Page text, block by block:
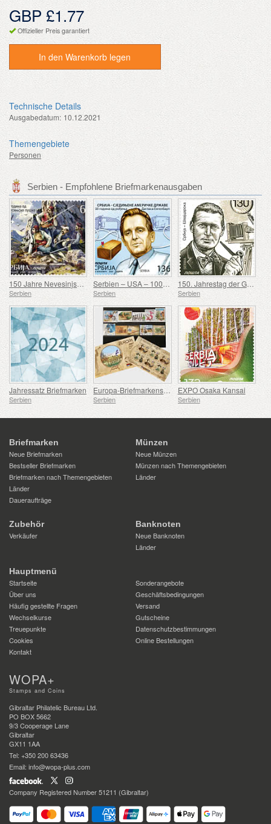
GBP £1.77
Offizieller Preis garantiert
In den Warenkorb legen
Technische Details
Ausgabedatum: 10.12.2021
Themengebiete
Personen
Serbien - Empfohlene Briefmarkenausgaben
150 Jahre Nevesinjska puška
Serbien
Serbien – USA – 100. Geburtstag von Douglas Engelbart
Serbien
150. Jahrestag der Geburt von Rodolphe Archibald Reiss
Serbien
Jahressatz Briefmarken
Serbien
Europa-Briefmarkensatz 2007-2016
Serbien
EXPO Osaka Kansai
Serbien
Briefmarken
Neue Briefmarken
Bestseller Briefmarken
Briefmarken nach Themengebieten
Länder
Daueraufträge
Münzen
Neue Münzen
Münzen nach Themengebieten
Länder
Zubehör
Verkäufer
Banknoten
Neue Banknoten
Länder
Hauptmenü
Startseite
Sonderangebote
Über uns
Geschäftsbedingungen
Häufig gestellte Fragen
Versand
Wechselkurse
Gutscheine
Treuepunkte
Datenschutzbestimmungen
Cookies
Online Bestellungen
Kontakt
WOPA+
Stamps and Coins
Gibraltar Philatelic Bureau Ltd.
PO BOX 5662
9/3 Cooperage Lane
Gibraltar
GX11 1AA
Tel: +350 200 63436
Email: info@wopa-plus.com
Company Registered Number 51211 (Gibraltar)